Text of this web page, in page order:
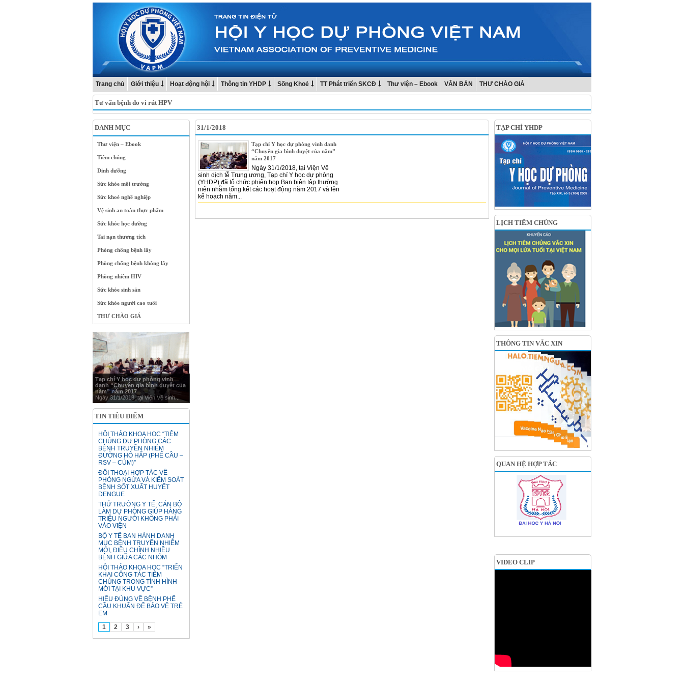
Trang chủ Giới thiệu Hoạt động hội Thông tin YHDP Sống Khoẻ TT Phát triển SKCĐ Thư viện – Ebook VĂN BẢN THƯ CHÀO GIÁ
Tư vấn bệnh do vi rút HPV
DANH MỤC
Thư viện – Ebook
Tiêm chủng
Dinh dưỡng
Sức khỏe môi trường
Sức khoẻ nghề nghiệp
Vệ sinh an toàn thực phẩm
Sức khỏe học đường
Tai nạn thương tích
Phòng chống bệnh lây
Phòng chống bệnh không lây
Phòng nhiễm HIV
Sức khỏe sinh sản
Sức khỏe người cao tuổi
THƯ CHÀO GIÁ
Tạp chí Y học dự phòng vinh
danh “Chuyên gia bình duyệt của
năm” năm 2017
Ngày 31/1/2018, tại Viện Vệ sinh...
TIN TIÊU ĐIỂM
HỘI THẢO KHOA HỌC “TIÊM
CHỦNG DỰ PHÒNG CÁC
BỆNH TRUYỀN NHIỄM
ĐƯỜNG HÔ HẤP (PHẾ CẦU –
RSV – CÚM)”
ĐỐI THOẠI HỢP TÁC VỀ
PHÒNG NGỪA VÀ KIỂM SOÁT
BỆNH SỐT XUẤT HUYẾT
DENGUE
THỨ TRƯỞNG Y TẾ: CÁN BỘ
LÀM DỰ PHÒNG GIÚP HÀNG
TRIỆU NGƯỜI KHÔNG PHẢI
VÀO VIỆN
BỘ Y TẾ BAN HÀNH DANH
MỤC BỆNH TRUYỀN NHIỄM
MỚI, ĐIỀU CHỈNH NHIỀU
BỆNH GIỮA CÁC NHÓM
HỘI THẢO KHOA HỌC “TRIỂN
KHAI CÔNG TÁC TIÊM
CHỦNG TRONG TÌNH HÌNH
MỚI TẠI KHU VỰC”
HIỂU ĐÚNG VỀ BỆNH PHẾ
CẦU KHUẨN ĐỂ BẢO VỆ TRẺ
EM
1
2 3 › »
31/1/2018
Tạp chí Y học dự phòng vinh danh
“Chuyên gia bình duyệt của năm”
năm 2017
Ngày 31/1/2018, tại Viện Vệ
sinh dịch tễ Trung ương, Tạp chí Y học dự phòng
(YHDP) đã tổ chức phiên họp Ban biên tập thường
niên nhằm tổng kết các hoạt động năm 2017 và lên
kế hoạch năm...
TẠP CHÍ YHDP
LỊCH TIÊM CHỦNG
THÔNG TIN VẮC XIN
QUAN HỆ HỢP TÁC
VIDEO CLIP